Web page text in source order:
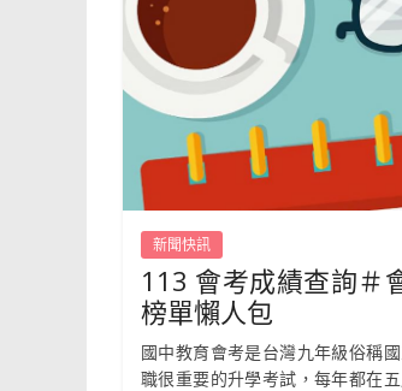
新聞快訊
113 會考成績查詢＃
榜單懶人包
國中教育會考是台灣九年級俗稱
職很重要的升學考試，每年都在